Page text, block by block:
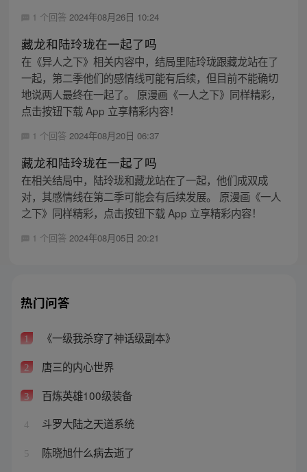
1 个回答 2024年08月26日 10:24
藏龙和陆玲珑在一起了吗
在《异人之下》相关内容中，结局里陆玲珑跟藏龙站在了
一起，第二季他们的感情线可能有后续，但目前不能确切
地说两人最终在一起了。 原漫画《一人之下》同样精彩，
点击按钮下载 App 立享精彩内容！
1 个回答 2024年08月20日 06:37
藏龙和陆玲珑在一起了吗
在相关结局中，陆玲珑和藏龙站在了一起，他们成双成
对，其感情线在第二季可能会有后续发展。 原漫画《一人
之下》同样精彩，点击按钮下载 App 立享精彩内容！
1 个回答 2024年08月05日 20:21
热门问答
1 《一级我杀穿了神话级副本》
2 唐三的内心世界
3 百炼英雄100级装备
4 斗罗大陆之天道系统
5 陈晓旭什么病去逝了